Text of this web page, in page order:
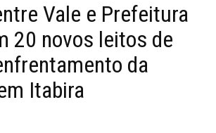
Vale e Prefeitura
20 novos leitos de
da
Itabira